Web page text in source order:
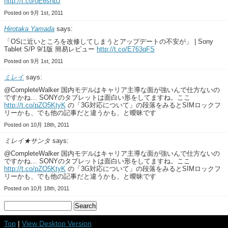
Posted on 9月 1st, 2011
Hirotaka Yamada says:
「OSに近いところを改修してしまうとアップデートの不安が」 | Sony
Tablet S/P 9/1版 簡易レビュー http://t.co/E763qFS
Posted on 9月 1st, 2011
ミレイ says:
@CompleteWalker 国内モデルはキャリア主導な面が強いんで仕方ないの
ですかね… SONYのタブレットは面白い形をしてますね。ここ
http://t.co/pZO5KtyK の「3G対応について」の段落をみるとSIMロックフ
リーかも、でも他の記事だと違うかも、と曖昧です
Posted on 10月 18th, 2011
ミレイ★サンタ says:
@CompleteWalker 国内モデルはキャリア主導な面が強いんで仕方ないの
ですかね… SONYのタブレットは面白い形をしてますね。ここ
http://t.co/pZO5KtyK の「3G対応について」の段落をみるとSIMロックフ
リーかも、でも他の記事だと違うかも、と曖昧です
Posted on 10月 18th, 2011
Top | View Desktop Version